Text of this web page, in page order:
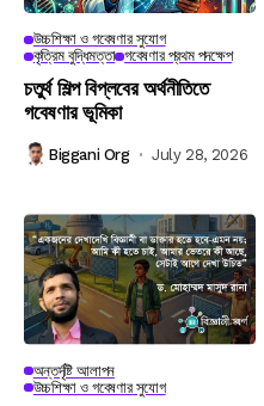
উচ্চশিক্ষা ও গবেষণার সুযোগ
কৃত্রিম বুদ্ধিমত্তা গবেষণার প্রথম পদক্ষেপ
চতুর্থ শিল্প বিপ্লবের অর্থনীতিতে
গবেষণার ভূমিকা
Biggani Org July 28, 2026
অন্তর্দৃষ্টি আলাপন
উচ্চশিক্ষা ও গবেষণার সুযোগ